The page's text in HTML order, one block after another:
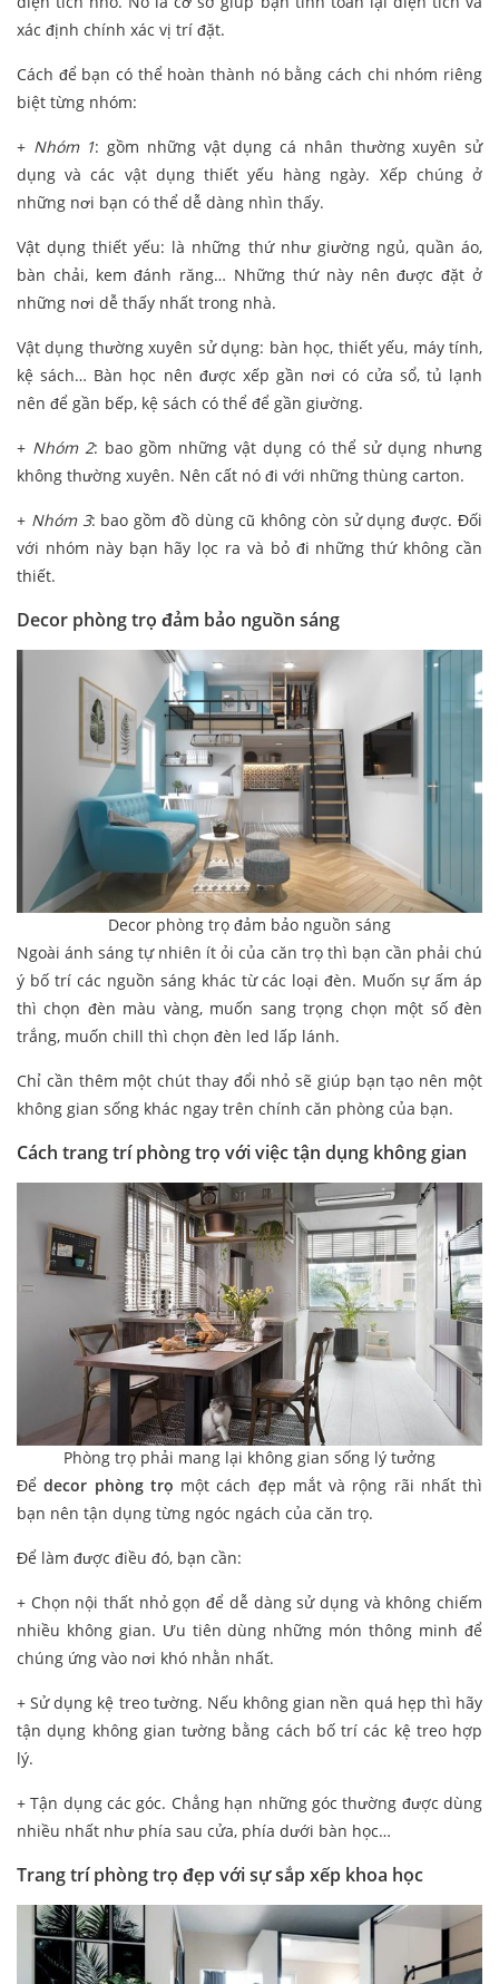
xác định chính xác vị trí đặt.
Cách để bạn có thể hoàn thành nó bằng cách chi nhóm riêng
biệt từng nhóm:
+ Nhóm 1: gồm những vật dụng cá nhân thường xuyên sử
dụng và các vật dụng thiết yếu hàng ngày. Xếp chúng ở
những nơi bạn có thể dễ dàng nhìn thấy.
Vật dụng thiết yếu: là những thứ như giường ngủ, quần áo,
bàn chải, kem đánh răng… Những thứ này nên được đặt ở
những nơi dễ thấy nhất trong nhà.
Vật dụng thường xuyên sử dụng: bàn học, thiết yếu, máy tính,
kệ sách… Bàn học nên được xếp gần nơi có cửa sổ, tủ lạnh
nên để gần bếp, kệ sách có thể để gần giường.
+ Nhóm 2: bao gồm những vật dụng có thể sử dụng nhưng
không thường xuyên. Nên cất nó đi với những thùng carton.
+ Nhóm 3: bao gồm đồ dùng cũ không còn sử dụng được. Đối
với nhóm này bạn hãy lọc ra và bỏ đi những thứ không cần
thiết.
Decor phòng trọ đảm bảo nguồn sáng
Decor phòng trọ đảm bảo nguồn sáng
Ngoài ánh sáng tự nhiên ít ỏi của căn trọ thì bạn cần phải chú
ý bố trí các nguồn sáng khác từ các loại đèn. Muốn sự ấm áp
thì chọn đèn màu vàng, muốn sang trọng chọn một số đèn
trắng, muốn chill thì chọn đèn led lấp lánh.
Chỉ cần thêm một chút thay đổi nhỏ sẽ giúp bạn tạo nên một
không gian sống khác ngay trên chính căn phòng của bạn.
Cách trang trí phòng trọ với việc tận dụng không gian
Phòng trọ phải mang lại không gian sống lý tưởng
Đểdecor phòng trọ một cách đẹp mắt và rộng rãi nhất thì
bạn nên tận dụng từng ngóc ngách của căn trọ.
Để làm được điều đó, bạn cần:
+ Chọn nội thất nhỏ gọn để dễ dàng sử dụng và không chiếm
nhiều không gian. Ưu tiên dùng những món thông minh để
chúng ứng vào nơi khó nhằn nhất.
+ Sử dụng kệ treo tường. Nếu không gian nền quá hẹp thì hãy
tận dụng không gian tường bằng cách bố trí các kệ treo hợp
lý.
+ Tận dụng các góc. Chẳng hạn những góc thường được dùng
nhiều nhất như phía sau cửa, phía dưới bàn học…
Trang trí phòng trọ đẹp với sự sắp xếp khoa học